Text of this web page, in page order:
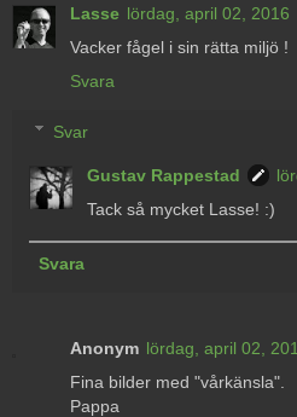
Lasse lördag, april 02, 2016
Vacker fågel i sin rätta miljö !
Svara
Svar
Gustav Rappestad
Tack så mycket Lasse! :)
Svara
Anonym lördag, april 02,
Fina bilder med "vårkänsla".
Pappa